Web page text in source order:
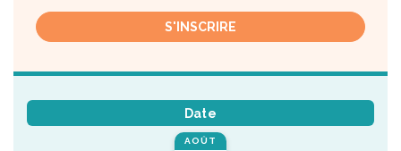
S'INSCRIRE
Date
AOÛT